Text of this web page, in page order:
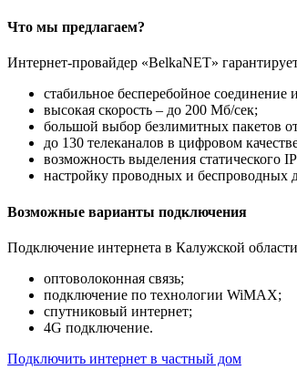
Что мы предлагаем?
Интернет-провайдер «BelkaNET»
стабильное бесперебойное соединение
высокая скорость – до 200 Мб/сек;
большой выбор безлимитных пакетов
до 130 телеканалов в цифровом
возможность выделения статического
настройку проводных и беспроводных
Возможные варианты подключения
Подключение интернета в Калужской
оптоволоконная связь;
подключение по технологии WiMAX;
спутниковый интернет;
4G подключение.
Подключить интернет в частный дом